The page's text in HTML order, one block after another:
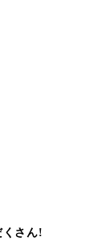
くさん!